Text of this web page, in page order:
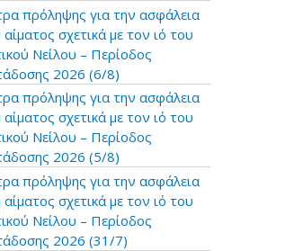
πρόληψης για την ασφάλεια
σχετικά με τον ιό του
Νείλου – Περίοδος
2026 (6/8)
πρόληψης για την ασφάλεια
σχετικά με τον ιό του
Νείλου – Περίοδος
2026 (5/8)
πρόληψης για την ασφάλεια
σχετικά με τον ιό του
Νείλου – Περίοδος
2026 (31/7)